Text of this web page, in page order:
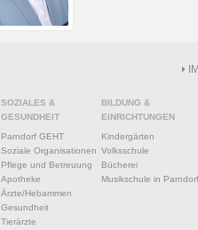
SOZIALES &
GESUNDHEIT
Parndorf GEHT
Soziale Organisationen
Pflege und Betreuung
Apotheke
Ärzte/Hebammen
Gesundheit
Tierärzte
BILDUNG &
EINRICHTUNGEN
Kindergärten
Volksschule
Bücherei
Musikschule in Parndorf